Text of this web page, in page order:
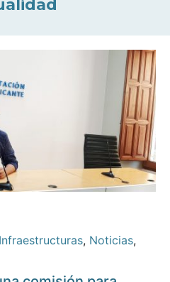
Infraestructuras, Noticias,